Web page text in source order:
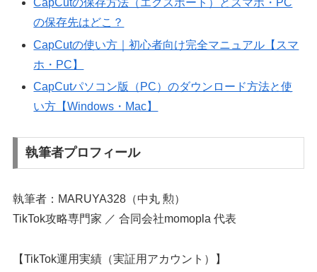
CapCutの保存方法（エクスポート）とスマホ・PC
の保存先はどこ？
CapCutの使い方｜初心者向け完全マニュアル【スマ
ホ・PC】
CapCutパソコン版（PC）のダウンロード方法と使
い方【Windows・Mac】
執筆者プロフィール
執筆者：MARUYA328（中丸 勲）
TikTok攻略専門家 ／ 合同会社momopla 代表
【TikTok運用実績（実証用アカウント）】